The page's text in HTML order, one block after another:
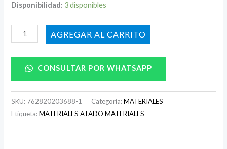
Disponibilidad: 3 disponibles
AÑADIR AL CARRITO
CONSULTAR POR WHATSAPP
SKU: 762820203688-1 Categoría:MATERIALES
Etiqueta:MATERIALES ATADO MATERIALES